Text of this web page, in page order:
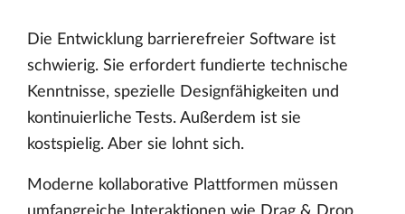
Die Entwicklung barrierefreier Software ist
schwierig. Sie erfordert fundierte technische
Kenntnisse, spezielle Designfähigkeiten und
kontinuierliche Tests. Außerdem ist sie
kostspielig. Aber sie lohnt sich.
Moderne kollaborative Plattformen müssen